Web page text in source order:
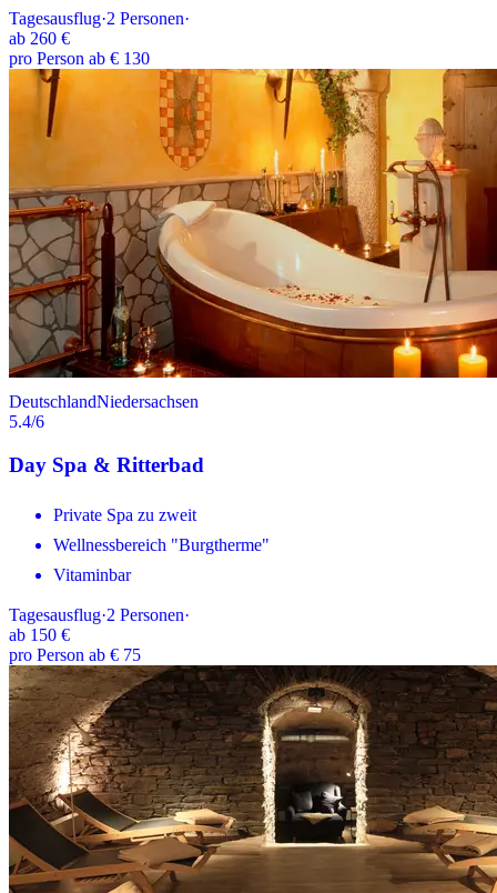
Tagesausflug·2 Personen·
ab 260 €
pro Person ab € 130
DeutschlandNiedersachsen
5.4/6
Day Spa & Ritterbad
Private Spa zu zweit
Wellnessbereich "Burgtherme"
Vitaminbar
Tagesausflug·2 Personen·
ab 150 €
pro Person ab € 75